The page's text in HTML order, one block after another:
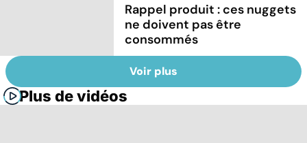
Rappel produit : ces nuggets
ne doivent pas être
consommés
Voir plus
Plus de vidéos